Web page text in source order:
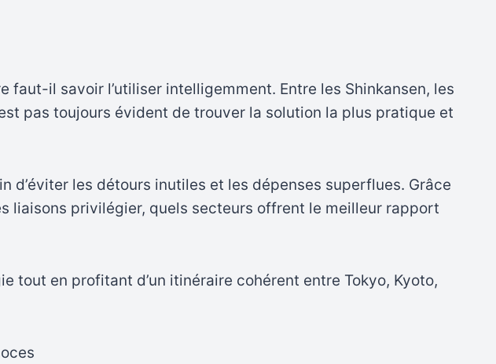
faut-il savoir l’utiliser intelligemment. Entre les Shinkansen, les
pas toujours évident de trouver la solution la plus pratique et
d’éviter les détours inutiles et les dépenses superflues. Grâce
liaisons privilégier, quels secteurs offrent le meilleur rapport
tout en profitant d’un itinéraire cohérent entre Tokyo, Kyoto,